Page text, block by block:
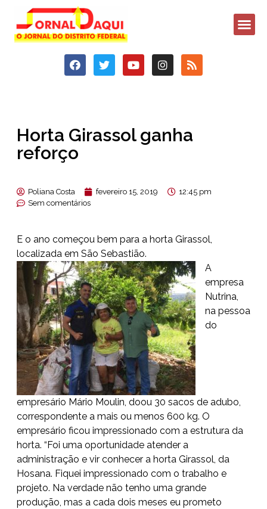
Horta Girassol ganha
reforço
Poliana Costa fevereiro 15, 2019
12:45 pm
Sem comentários
E o ano começou bem para a horta Girassol,
localizada em São Sebastião.
A
empresa
Nutrina,
na pessoa
do
empresário Mário Moulin, doou 30 sacos de adubo,
correspondente a mais ou menos 600 kg. O
empresário ficou impressionado com a estrutura da
horta. “Foi uma oportunidade atender a
administração e vir conhecer a horta Girassol, da
Hosana. Fiquei impressionado com o trabalho e
projeto. Na verdade não tenho uma grande
produção, mas a cada dois meses eu prometo